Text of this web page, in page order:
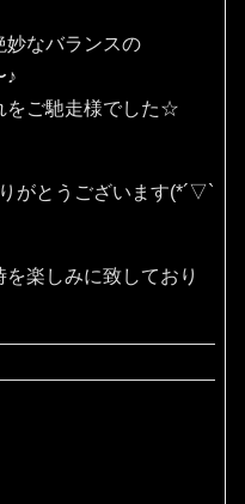
妙なバランスの
♪
をご馳走様でした☆
がとうございます(*´▽`
楽しみに致しており